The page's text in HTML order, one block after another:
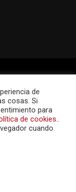
de
cosas. Si
para
de cookies..
cuando